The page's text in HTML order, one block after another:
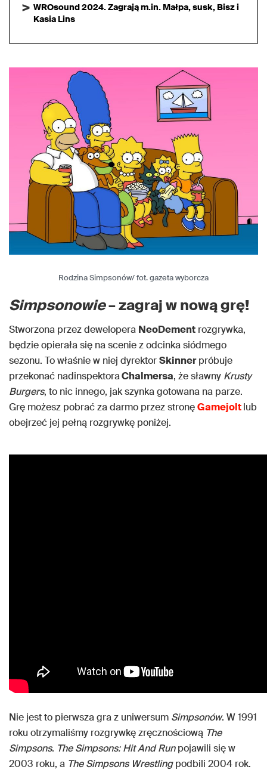
WROsound 2024. Zagrają m.in. Małpa, susk, Bisz i
Kasia Lins
Rodzina Simpsonów/ fot. gazeta wyborcza
Simpsonowie– zagraj w nową grę!
Stworzona przez dewelopera NeoDement rozgrywka,
będzie opierała się na scenie z odcinka siódmego
sezonu. To właśnie w niej dyrektorSkinnerpróbuje
przekonać nadinspektoraChalmersa, że sławny Krusty
Burgers, to nic innego, jak szynka gotowana na parze.
Grę możesz pobrać za darmo przez stronęGamejoltlub
obejrzeć jej pełną rozgrywkę poniżej.
Nie jest to pierwsza gra z uniwersum Simpsonów. W 1991
roku otrzymaliśmy rozgrywkę zręcznościową The
Simpsons. The Simpsons: Hit And Runpojawili się w
2003 roku, a The Simpsons Wrestlingpodbili 2004 rok.